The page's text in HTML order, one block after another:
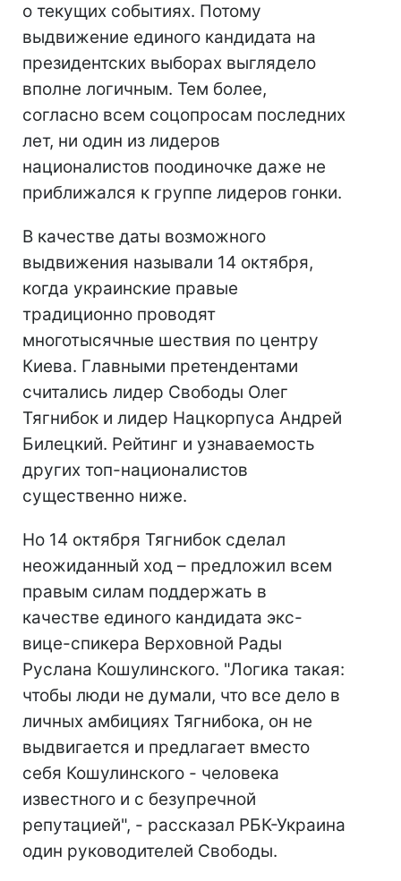
о текущих событиях. Потому
выдвижение единого кандидата на
президентских выборах выглядело
вполне логичным. Тем более,
согласно всем соцопросам последних
лет, ни один из лидеров
националистов поодиночке даже не
приближался к группе лидеров гонки.
В качестве даты возможного
выдвижения называли 14 октября,
когда украинские правые
традиционно проводят
многотысячные шествия по центру
Киева. Главными претендентами
считались лидер Свободы Олег
Тягнибок и лидер Нацкорпуса Андрей
Билецкий. Рейтинг и узнаваемость
других топ-националистов
существенно ниже.
Но 14 октября Тягнибок сделал
неожиданный ход – предложил всем
правым силам поддержать в
качестве единого кандидата экс-
вице-спикера Верховной Рады
Руслана Кошулинского. "Логика такая:
чтобы люди не думали, что все дело в
личных амбициях Тягнибока, он не
выдвигается и предлагает вместо
себя Кошулинского - человека
известного и с безупречной
репутацией", - рассказал РБК-Украина
один руководителей Свободы.